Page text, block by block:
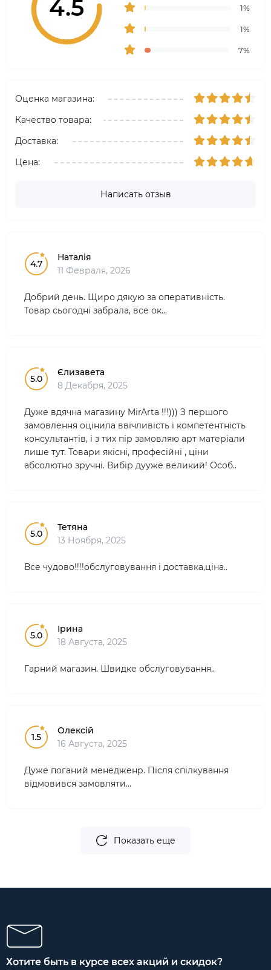
4.5 1%
1%
7%
Оценка магазина:
Качество товара:
Доставка:
Цена:
Написать отзыв
4.7
Наталія
11 Февраля, 2026
Добрий день. Щиро дякую за оперативність.
Товар сьогодні забрала, все ок...
5.0
Єлизавета
8 Декабря, 2025
Дуже вдячна магазину MirArta !!!))) З першого
замовлення оцінила ввічливість і компетентність
консультантів, і з тих пір замовляю арт матеріали
лише тут. Товари якісні, професійні , ціни
абсолютно зручні. Вибір дууже великий! Особ..
5.0
Тетяна
13 Ноября, 2025
Все чудово!!!!обслуговування і доставка,ціна..
5.0
Ірина
18 Августа, 2025
Гарний магазин. Швидке обслуговування..
1.5
Олексій
16 Августа, 2025
Дуже поганий менедженр. Після спілкування
відмовився замовляти...
Показать еще
Хотите быть в курсе всех акций и скидок?